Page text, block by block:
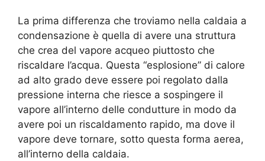
La prima differenza che troviamo nella caldaia a
condensazione è quella di avere una struttura
che crea del vapore acqueo piuttosto che
riscaldare l’acqua. Questa “esplosione” di calore
ad alto grado deve essere poi regolato dalla
pressione interna che riesce a sospingere il
vapore all’interno delle condutture in modo da
avere poi un riscaldamento rapido, ma dove il
vapore deve tornare, sotto questa forma aerea,
all’interno della caldaia.